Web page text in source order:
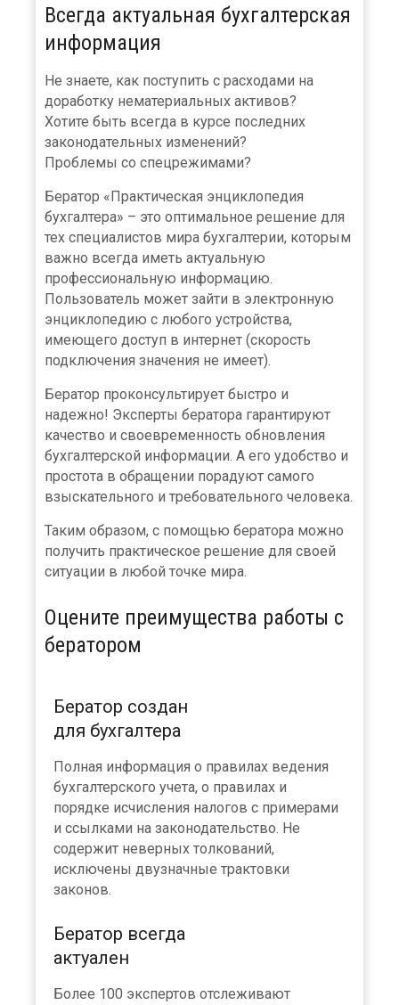
Всегда актуальная бухгалтерская
информация
Не знаете, как поступить с расходами на
доработку нематериальных активов?
Хотите быть всегда в курсе последних
законодательных изменений?
Проблемы со спецрежимами?
Бератор «Практическая энциклопедия
бухгалтера» – это оптимальное решение для
тех специалистов мира бухгалтерии, которым
важно всегда иметь актуальную
профессиональную информацию.
Пользователь может зайти в электронную
энциклопедию с любого устройства,
имеющего доступ в интернет (скорость
подключения значения не имеет).
Бератор проконсультирует быстро и
надежно! Эксперты бератора гарантируют
качество и своевременность обновления
бухгалтерской информации. А его удобство и
простота в обращении порадуют самого
взыскательного и требовательного человека.
Таким образом, с помощью бератора можно
получить практическое решение для своей
ситуации в любой точке мира.
Оцените преимущества работы с
бератором
Бератор создан
для бухгалтера
Полная информация о правилах ведения
бухгалтерского учета, о правилах и
порядке исчисления налогов с примерами
и ссылками на законодательство. Не
содержит неверных толкований,
исключены двузначные трактовки
законов.
Бератор всегда
актуален
Более 100 экспертов отслеживают